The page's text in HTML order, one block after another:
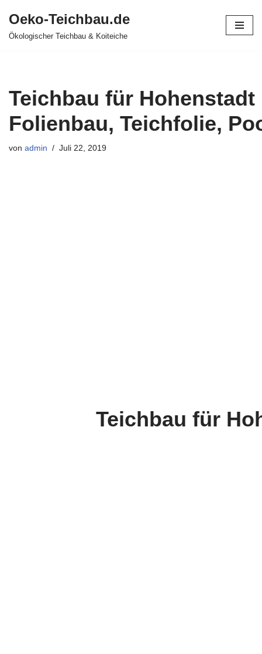
Zum
Oeko-Teichbau.de
Ökologischer Teichbau & Koiteiche
Teichbau für
Folienbau, Teichfolie,
von admin Juli 22, 2019
Teichbau für